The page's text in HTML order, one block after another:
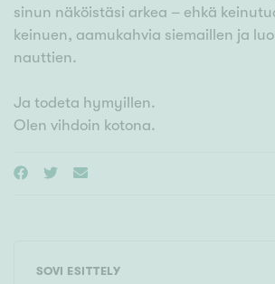
sinun näköistäsi arkea – ehkä
keinuen, aamukahvia siemaillen ja
nauttien.
Ja todeta hymyillen.
SOVI ESITTELY